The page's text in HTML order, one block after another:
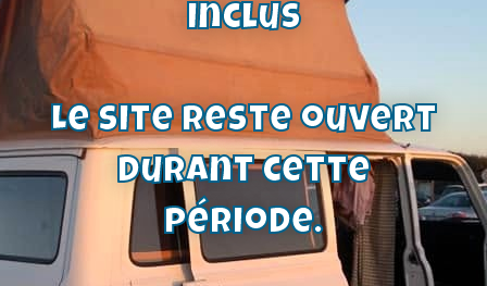
kit complet,
garnitures/cylindres/ressorts-
ref:KT2060
inclus
Le site reste ouvert
durant cette
période.